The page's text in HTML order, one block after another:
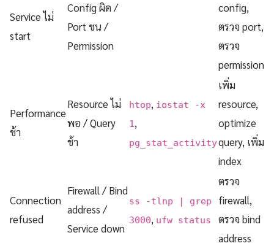
Service ไม่
start
Config ผิด /
Port ชน /
Permission
config,
ตรวจ port,
ตรวจ
permission
Performance
ช้า
Resource ไม่
พอ / Query
ช้า
htop, iostat -x
1 ,
pg_stat_activity
เพิ่ม
resource,
optimize
query, เพิ่ม
index
Connection
refused
Firewall / Bind
address /
Service down
ss -tlnp | grep
3000, ufw status
ตรวจ
firewall,
ตรวจ bind
address